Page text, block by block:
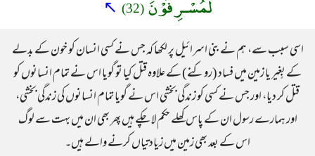
(32)
اسی سبب سے، ہم نے بنی اسرائیل پر لکھا کہ جس نے کسی انسان کو خون کے بدلے
کے بٍغیر یا زمین میں فساد (روکنے) کے علاوہ قتل کیا تو گویا اس نے تمام انسانوں کو
قتل کر دیا، اور جس نے کسی کو زندگی بخشی اس نے گویا تمام انسانوں کی زندگی بخشی،
اور ہمارے رسول ان کے پاس کھلے حکم لا چکے ہیں پھر بھی ان میں بہت سے لوگ
اس کے بعد بھی زمین میں زیادتیاں کرنے والے ہیں۔